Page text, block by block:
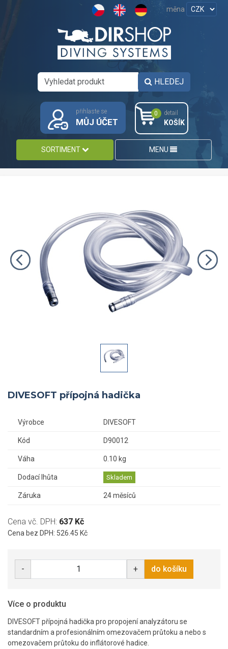
měna
HLEDEJ
přihlaste se
MŮJ ÚČET
0 detail
KOŠÍK
SORTIMENT MENU
DIVESOFT přípojná hadička
Výrobce DIVESOFT
Kód D90012
Váha 0.10 kg
Dodací lhůta Skladem
Záruka 24 měsíců
Cena vč. DPH: 637 Kč
Cena bez DPH: 526.45 Kč
- + do košíku
Více o produktu
DIVESOFT přípojná hadička pro propojení analyzátoru se
standardním a profesionálním omezovačem průtoku a nebo s
omezovačem průtoku do inflátorové hadice.